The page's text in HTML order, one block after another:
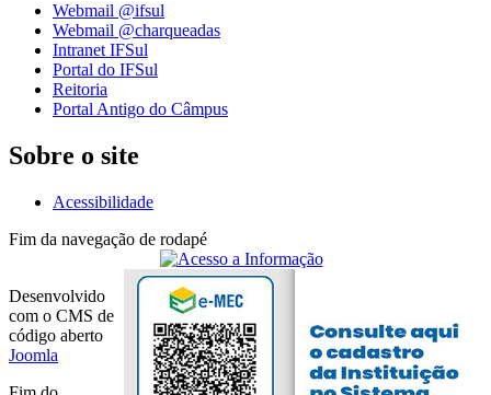
Webmail @ifsul
Webmail @charqueadas
Intranet IFSul
Portal do IFSul
Reitoria
Portal Antigo do Câmpus
Sobre o site
Acessibilidade
Fim da navegação de rodapé
Desenvolvido
com o CMS de
código aberto
Joomla